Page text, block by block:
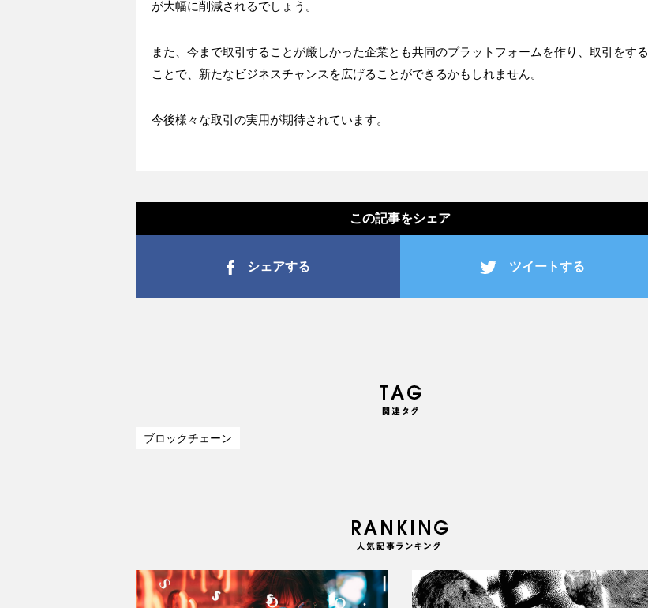
が大幅に削減されるでしょう。
また、今まで取引することが厳しかった企業とも共同のプラットフォームを作り、取引をする
ことで、新たなビジネスチャンスを広げることができるかもしれません。
今後様々な取引の実用が期待されています。
この記事をシェア
シェアする ツイートする
ブロックチェーン